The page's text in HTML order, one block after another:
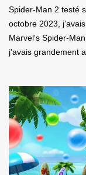
Spider-Man 2 testé
octobre 2023,
Marvel's Spider-
j'avais grandement
Pour revoir mon
nous a contacté il y
version PC, laquelle
tout de suite dit :
portable! Ouiiii,
Marvel's Spider-